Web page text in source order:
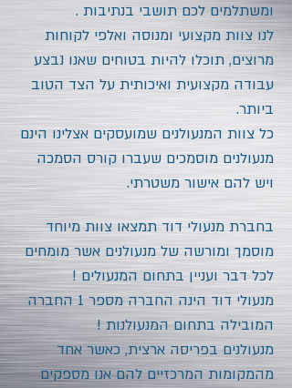
ומשתלמים לכם תושבי בנתיבות .
לנו צוות מקצועי ומנוסה ואלפי לקוחות
מרוצים, תוכלו להיות בטוחים שאנו נבצע
עבודה מקצועית ואיכותית על הצד הטוב
ביותר.
כל צוות המנעולנים שמועסקים אצלינו הינם
מנעולנים מוסמכים שעברו קורס הסמכה
ויש להם אישור משטרתי.
בחברת מנעולי דוד תמצאו צוות מיוחד
מוסמך ומורשה של מנעולנים אשר מומחים
לכל דבר ועניין בתחום המנעולים !
מנעולי דוד הינה החברה מספר 1 החברה
המובילה בתחום המנעולנות !
מנעולנים בפריסה ארצית, כאשר אחד
מהמקומות המרכזיים להם אנו מספקים